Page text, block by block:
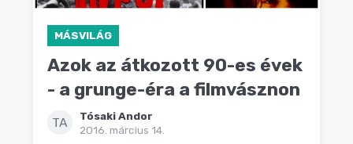
MÁSVILÁG
Azok az átkozott 90-es évek
- a grunge-éra a filmvásznon
TA
Tósaki Andor
2016. március 14.